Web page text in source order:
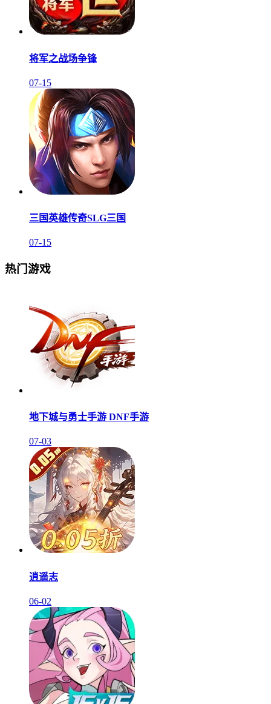
将军之战场争锋
07-15
三国英雄传奇SLG三国
07-15
热门游戏
地下城与勇士手游 DNF手游
07-03
逍遥志
06-02